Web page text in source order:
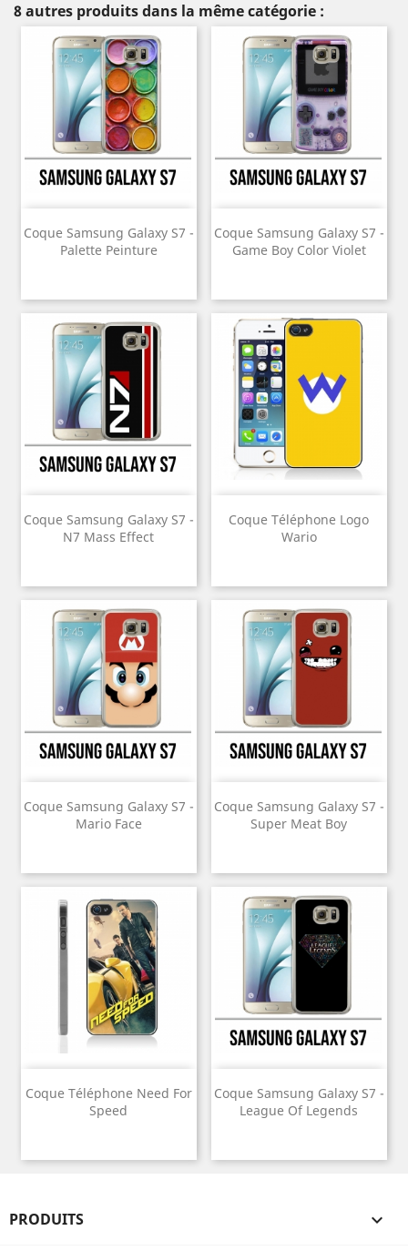
8 autres produits dans la même catégorie :
Coque Samsung Galaxy S7 -
Palette Peinture
Coque Samsung Galaxy S7 -
Game Boy Color Violet
Coque Samsung Galaxy S7 -
N7 Mass Effect
Coque Téléphone Logo
Wario
Coque Samsung Galaxy S7 -
Mario Face
Coque Samsung Galaxy S7 -
Super Meat Boy
Coque Téléphone Need For
Speed
Coque Samsung Galaxy S7 -
League Of Legends
PRODUITS 